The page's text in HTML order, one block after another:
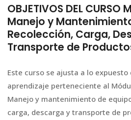
OBJETIVOS DEL CURSO
Manejo y
Recolección, Carga,
Transporte de
Este curso se ajusta a lo
aprendizaje perteneciente al
Manejo y mantenimiento de
carga, descarga y transporte de